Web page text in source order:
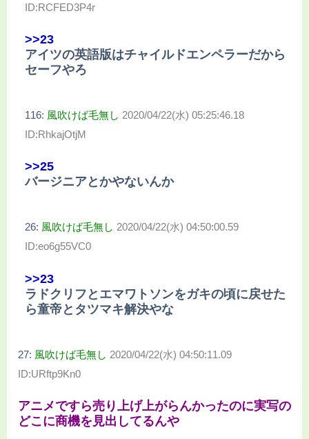
ID:RCFED3P4r
>>23
アイツの英語版はチャイルドエンペラーだから
セーフやろ
116: 風吹けば毛無し 2020/04/22(水) 05:25:46.18
ID:RhkajOtjM
>>25
バージニアとかやないんか
26: 風吹けば毛無し 2020/04/22(水) 04:50:00.59
ID:eo6g55VC0
>>23
ラドクリフとエマワトソンをガキの頃に戻せた
ら童帝とタツマキ解決やな
27: 風吹けば毛無し 2020/04/22(水) 04:50:11.09
ID:URftp9Kn0
アニメですら売り上げ上がらんかったのに実写の
どこに商機を見出してるんや